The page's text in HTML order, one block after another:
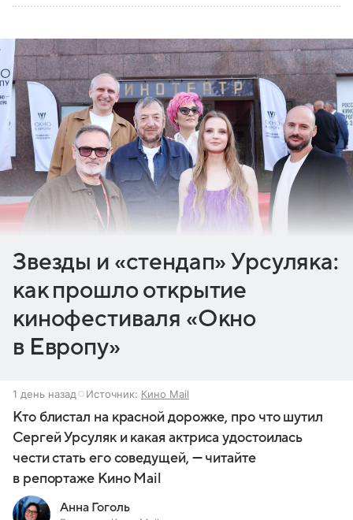
Звезды и «стендап» Урсуляка:
как прошло открытие
кинофестиваля «Окно
в Европу»
1 день назад Источник: Кино Mail
Кто блистал на красной дорожке, про что шутил
Сергей Урсуляк и какая актриса удостоилась
чести стать его соведущей, — читайте
в репортаже Кино Mail
Анна Гоголь